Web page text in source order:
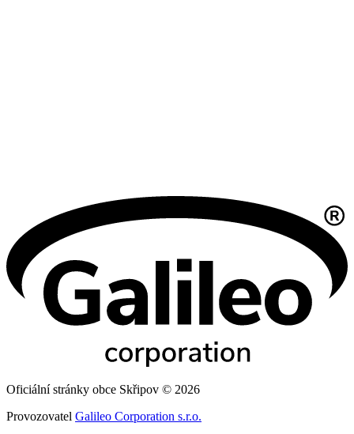
Oficiální stránky obce Skřipov © 2026
Provozovatel Galileo Corporation s.r.o.